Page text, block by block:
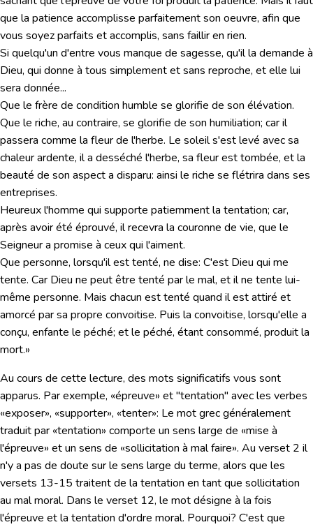
que la patience accomplisse parfaitement son oeuvre, afin que
vous soyez parfaits et accomplis, sans faillir en rien.
Si quelqu'un d'entre vous manque de sagesse, qu'il la demande à
Dieu, qui donne à tous simplement et sans reproche, et elle lui
sera donnée...
Que le frère de condition humble se glorifie de son élévation.
Que le riche, au contraire, se glorifie de son humiliation; car il
passera comme la fleur de l'herbe. Le soleil s'est levé avec sa
chaleur ardente, il a desséché l'herbe, sa fleur est tombée, et la
beauté de son aspect a disparu: ainsi le riche se flétrira dans ses
entreprises.
Heureux l'homme qui supporte patiemment la tentation; car,
après avoir été éprouvé, il recevra la couronne de vie, que le
Seigneur a promise à ceux qui l'aiment.
Que personne, lorsqu'il est tenté, ne dise: C'est Dieu qui me
tente. Car Dieu ne peut être tenté par le mal, et il ne tente lui-
même personne. Mais chacun est tenté quand il est attiré et
amorcé par sa propre convoitise. Puis la convoitise, lorsqu'elle a
conçu, enfante le péché; et le péché, étant consommé, produit la
mort.»
Au cours de cette lecture, des mots significatifs vous sont
apparus. Par exemple, «épreuve» et "tentation" avec les verbes
«exposer», «supporter», «tenter»: Le mot grec généralement
traduit par «tentation» comporte un sens large de «mise à
l'épreuve» et un sens de «sollicitation à mal faire». Au verset 2 il
n'y a pas de doute sur le sens large du terme, alors que les
versets 13-15 traitent de la tentation en tant que sollicitation
au mal moral. Dans le verset 12, le mot désigne à la fois
l'épreuve et la tentation d'ordre moral. Pourquoi? C'est que